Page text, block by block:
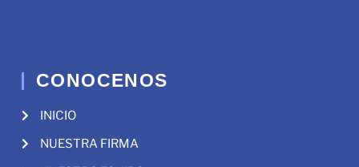
CONOCENOS
INICIO
NUESTRA FIRMA